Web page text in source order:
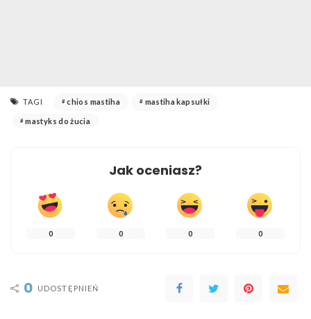
TAGI chios mastiha mastiha kapsułki
mastyks do żucia
Jak oceniasz?
0 0 0 0
0 UDOSTĘPNIEŃ